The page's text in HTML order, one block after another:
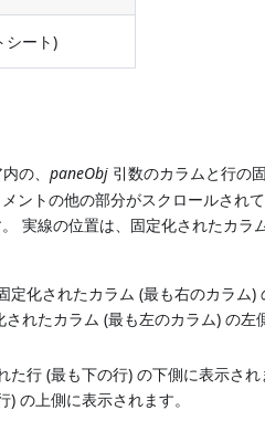
シート)
の、 paneObj引数のカラムと行の
ントの他の部分がスクロールされ
実線の位置は、固定化されたカラ
化されたカラム (最も右のカラム)
れたカラム (最も左のカラム) の左
行 (最も下の行) の下側に表示され
の上側に表示されます。